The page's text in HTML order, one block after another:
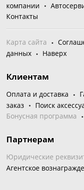
компании
Контакты
Карта сайта
данных
Наверх
Клиентам
Оплата и доставка
заказ
Поиск
Бонусная программа
Партнерам
Юридические
Агентское